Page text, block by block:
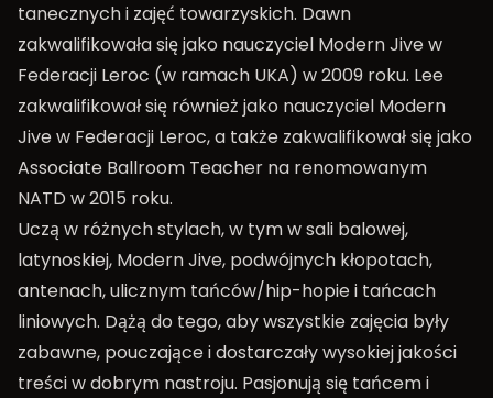
tanecznych i zajęć towarzyskich. Dawn
zakwalifikowała się jako nauczyciel Modern Jive w
Federacji Leroc (w ramach UKA) w 2009 roku. Lee
zakwalifikował się również jako nauczyciel Modern
Jive w Federacji Leroc, a także zakwalifikował się jako
Associate Ballroom Teacher na renomowanym
NATD w 2015 roku.
Uczą w różnych stylach, w tym w sali balowej,
latynoskiej, Modern Jive, podwójnych kłopotach,
antenach, ulicznym tańców/hip-hopie i tańcach
liniowych. Dążą do tego, aby wszystkie zajęcia były
zabawne, pouczające i dostarczały wysokiej jakości
treści w dobrym nastroju. Pasjonują się tańcem i